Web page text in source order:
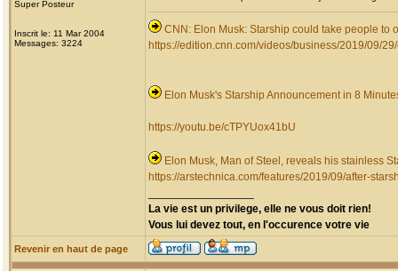
Super Posteur
Inscrit le: 11 Mar 2004
Messages: 3224
CNN: Elon Musk: Starship could take people to
https://edition.cnn.com/videos/business/2019/09/
Elon Musk's Starship Announcement in 8
https://youtu.be/cTPYUox41bU
Elon Musk, Man of Steel, reveals his stainless
https://arstechnica.com/features/2019/09/after-
La vie est un privilege, elle ne vous doit rien!
Vous lui devez tout, en l'occurence votre vie
Revenir en haut de page